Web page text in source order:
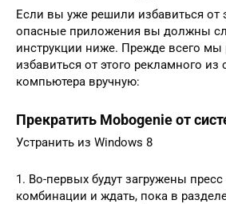
Если вы уже решили избавиться от
опасные приложения вы должны
инструкции ниже. Прежде всего
избавиться от этого рекламного
компьютера вручную:
Прекратить Mobogenie от
Устранить из Windows 8
1. Во-первых будут загружены пресс
комбинации и ждать, пока в